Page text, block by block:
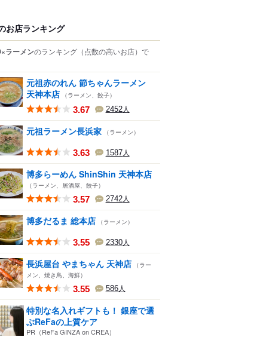
お店ランキング
ラーメンのランキング （点数の高いお店） で
元祖赤のれん 節ちゃんラーメン
天神本店 （ラーメン、餃子）
3.67 2452人
元祖ラーメン長浜家 （ラーメン）
3.63 1587人
博多らーめん ShinShin 天神本店
（ラーメン、居酒屋、餃子）
3.57 2742人
博多だるま 総本店 （ラーメン）
3.55 2330人
長浜屋台 やまちゃん 天神店 （ラー
メン、焼き鳥、海鮮）
3.55 586人
特別な名入れギフトも！ 銀座で選
ぶReFaの上質ケア
PR（ReFa GINZA on CREA）